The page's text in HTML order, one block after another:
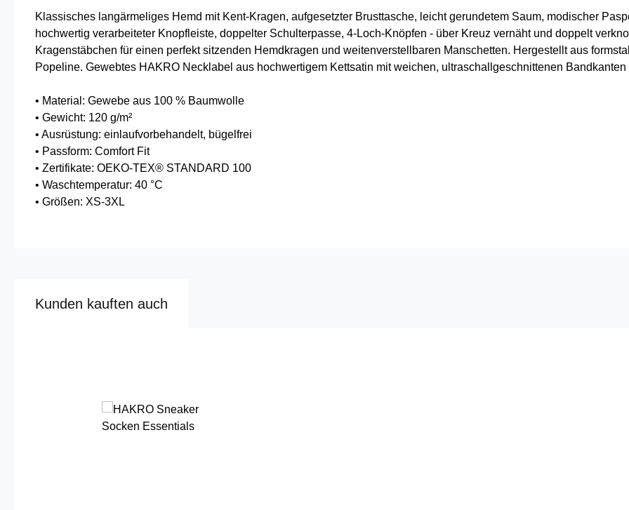
Klassisches langärmeliges Hemd mit Kent-Kragen, aufgesetzter Brusttasche, leicht gerundetem Saum, modischer
hochwertig verarbeiteter Knopfleiste, doppelter Schulterpasse, 4-Loch-Knöpfen - über Kreuz vernäht und doppelt
Kragenstäbchen für einen perfekt sitzenden Hemdkragen und weitenverstellbaren Manschetten. Hergestellt aus
Popeline. Gewebtes HAKRO Necklabel aus hochwertigem Kettsatin mit weichen, ultraschallgeschnittenen Bandkanten
• Material: Gewebe aus 100 % Baumwolle
• Gewicht: 120 g/m²
• Ausrüstung: einlaufvorbehandelt, bügelfrei
• Passform: Comfort Fit
• Zertifikate: OEKO-TEX® STANDARD 100
• Waschtemperatur: 40 °C
• Größen: XS-3XL
Kunden kauften auch